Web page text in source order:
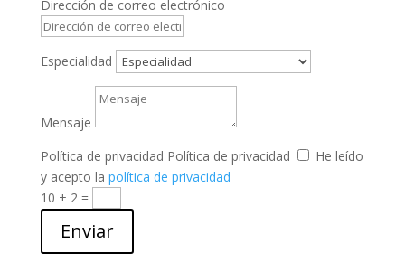
Dirección de correo electrónico
Especialidad
Mensaje
Política de privacidad Política de privacidad
He leído
y acepto la política de privacidad
10 + 2=
Enviar